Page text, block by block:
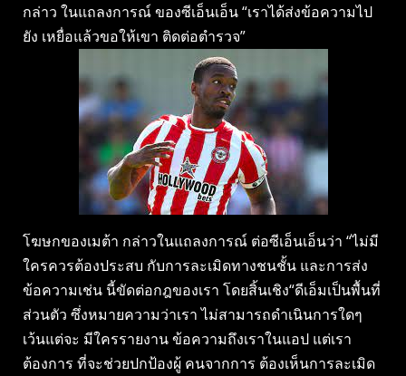
กล่าว ในแถลงการณ์ ของซีเอ็นเอ็น “เราได้ส่งข้อความไป
ยัง เหยื่อแล้วขอให้เขา ติดต่อตำรวจ”
โฆษกของเมต้า กล่าวในแถลงการณ์ ต่อซีเอ็นเอ็นว่า “ไม่มี
ใครควรต้องประสบ กับการละเมิดทางชนชั้น และการส่ง
ข้อความเช่น นี้ขัดต่อกฎของเรา โดยสิ้นเชิง“ดีเอ็มเป็นพื้นที่
ส่วนตัว ซึ่งหมายความว่าเรา ไม่สามารถดำเนินการใดๆ
เว้นแต่จะ มีใครรายงาน ข้อความถึงเราในแอป แต่เรา
ต้องการ ที่จะช่วยปกป้องผู้ คนจากการ ต้องเห็นการละเมิด